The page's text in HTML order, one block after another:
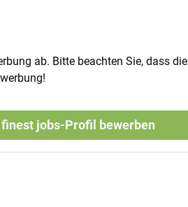
ab. Bitte beachten Sie, dass die
jobs-Profil bewerben